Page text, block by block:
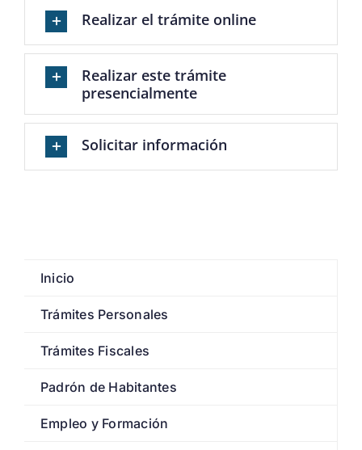
Realizar el trámite online
Realizar este trámite
presencialmente
Solicitar información
Inicio
Trámites Personales
Trámites Fiscales
Padrón de Habitantes
Empleo y Formación